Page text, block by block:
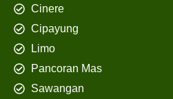
Cinere
Cipayung
Limo
Pancoran Mas
Sawangan